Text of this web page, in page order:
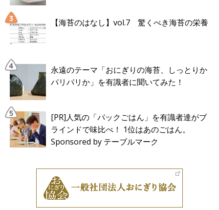
【海苔のはなし】vol.7 驚くべき海苔の栄養
永遠のテーマ「おにぎりの海苔、しっとりか
パリパリか」を有識者に聞いてみた！
[PR]人気の「パックごはん」を有識者達がブ
ラインドで味比べ！ 1位はあのごはん。
Sponsored by テーブルマーク